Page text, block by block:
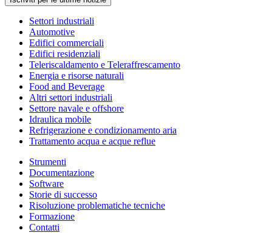
Settori industriali
Automotive
Edifici commerciali
Edifici residenziali
Teleriscaldamento e Teleraffrescamento
Energia e risorse naturali
Food and Beverage
Altri settori industriali
Settore navale e offshore
Idraulica mobile
Refrigerazione e condizionamento aria
Trattamento acqua e acque reflue
Strumenti
Documentazione
Software
Storie di successo
Risoluzione problematiche tecniche
Formazione
Contatti